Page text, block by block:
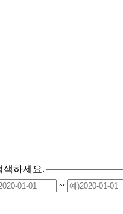
색하세요.
~